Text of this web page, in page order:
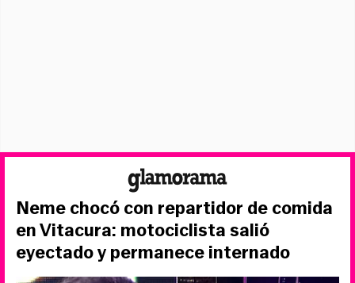
Neme chocó con repartidor de comida
en Vitacura: motociclista salió
eyectado y permanece internado